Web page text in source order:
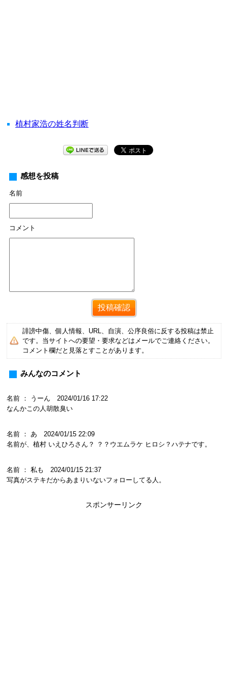
植村家浩の姓名判断
感想を投稿
名前
コメント
誹謗中傷、個人情報、URL、自演、公序良俗に反する投稿は禁止
です。当サイトへの要望・要求などはメールでご連絡ください。
コメント欄だと見落とすことがあります。
みんなのコメント
名前 ： うーん 2024/01/16 17:22
なんかこの人胡散臭い
名前 ： あ 2024/01/15 22:09
名前が、植村 いえひろさん？ ？？ウエムラケ ヒロシ？ハテナです。
名前 ： 私も 2024/01/15 21:37
写真がステキだからあまりいないフォローしてる人。
スポンサーリンク